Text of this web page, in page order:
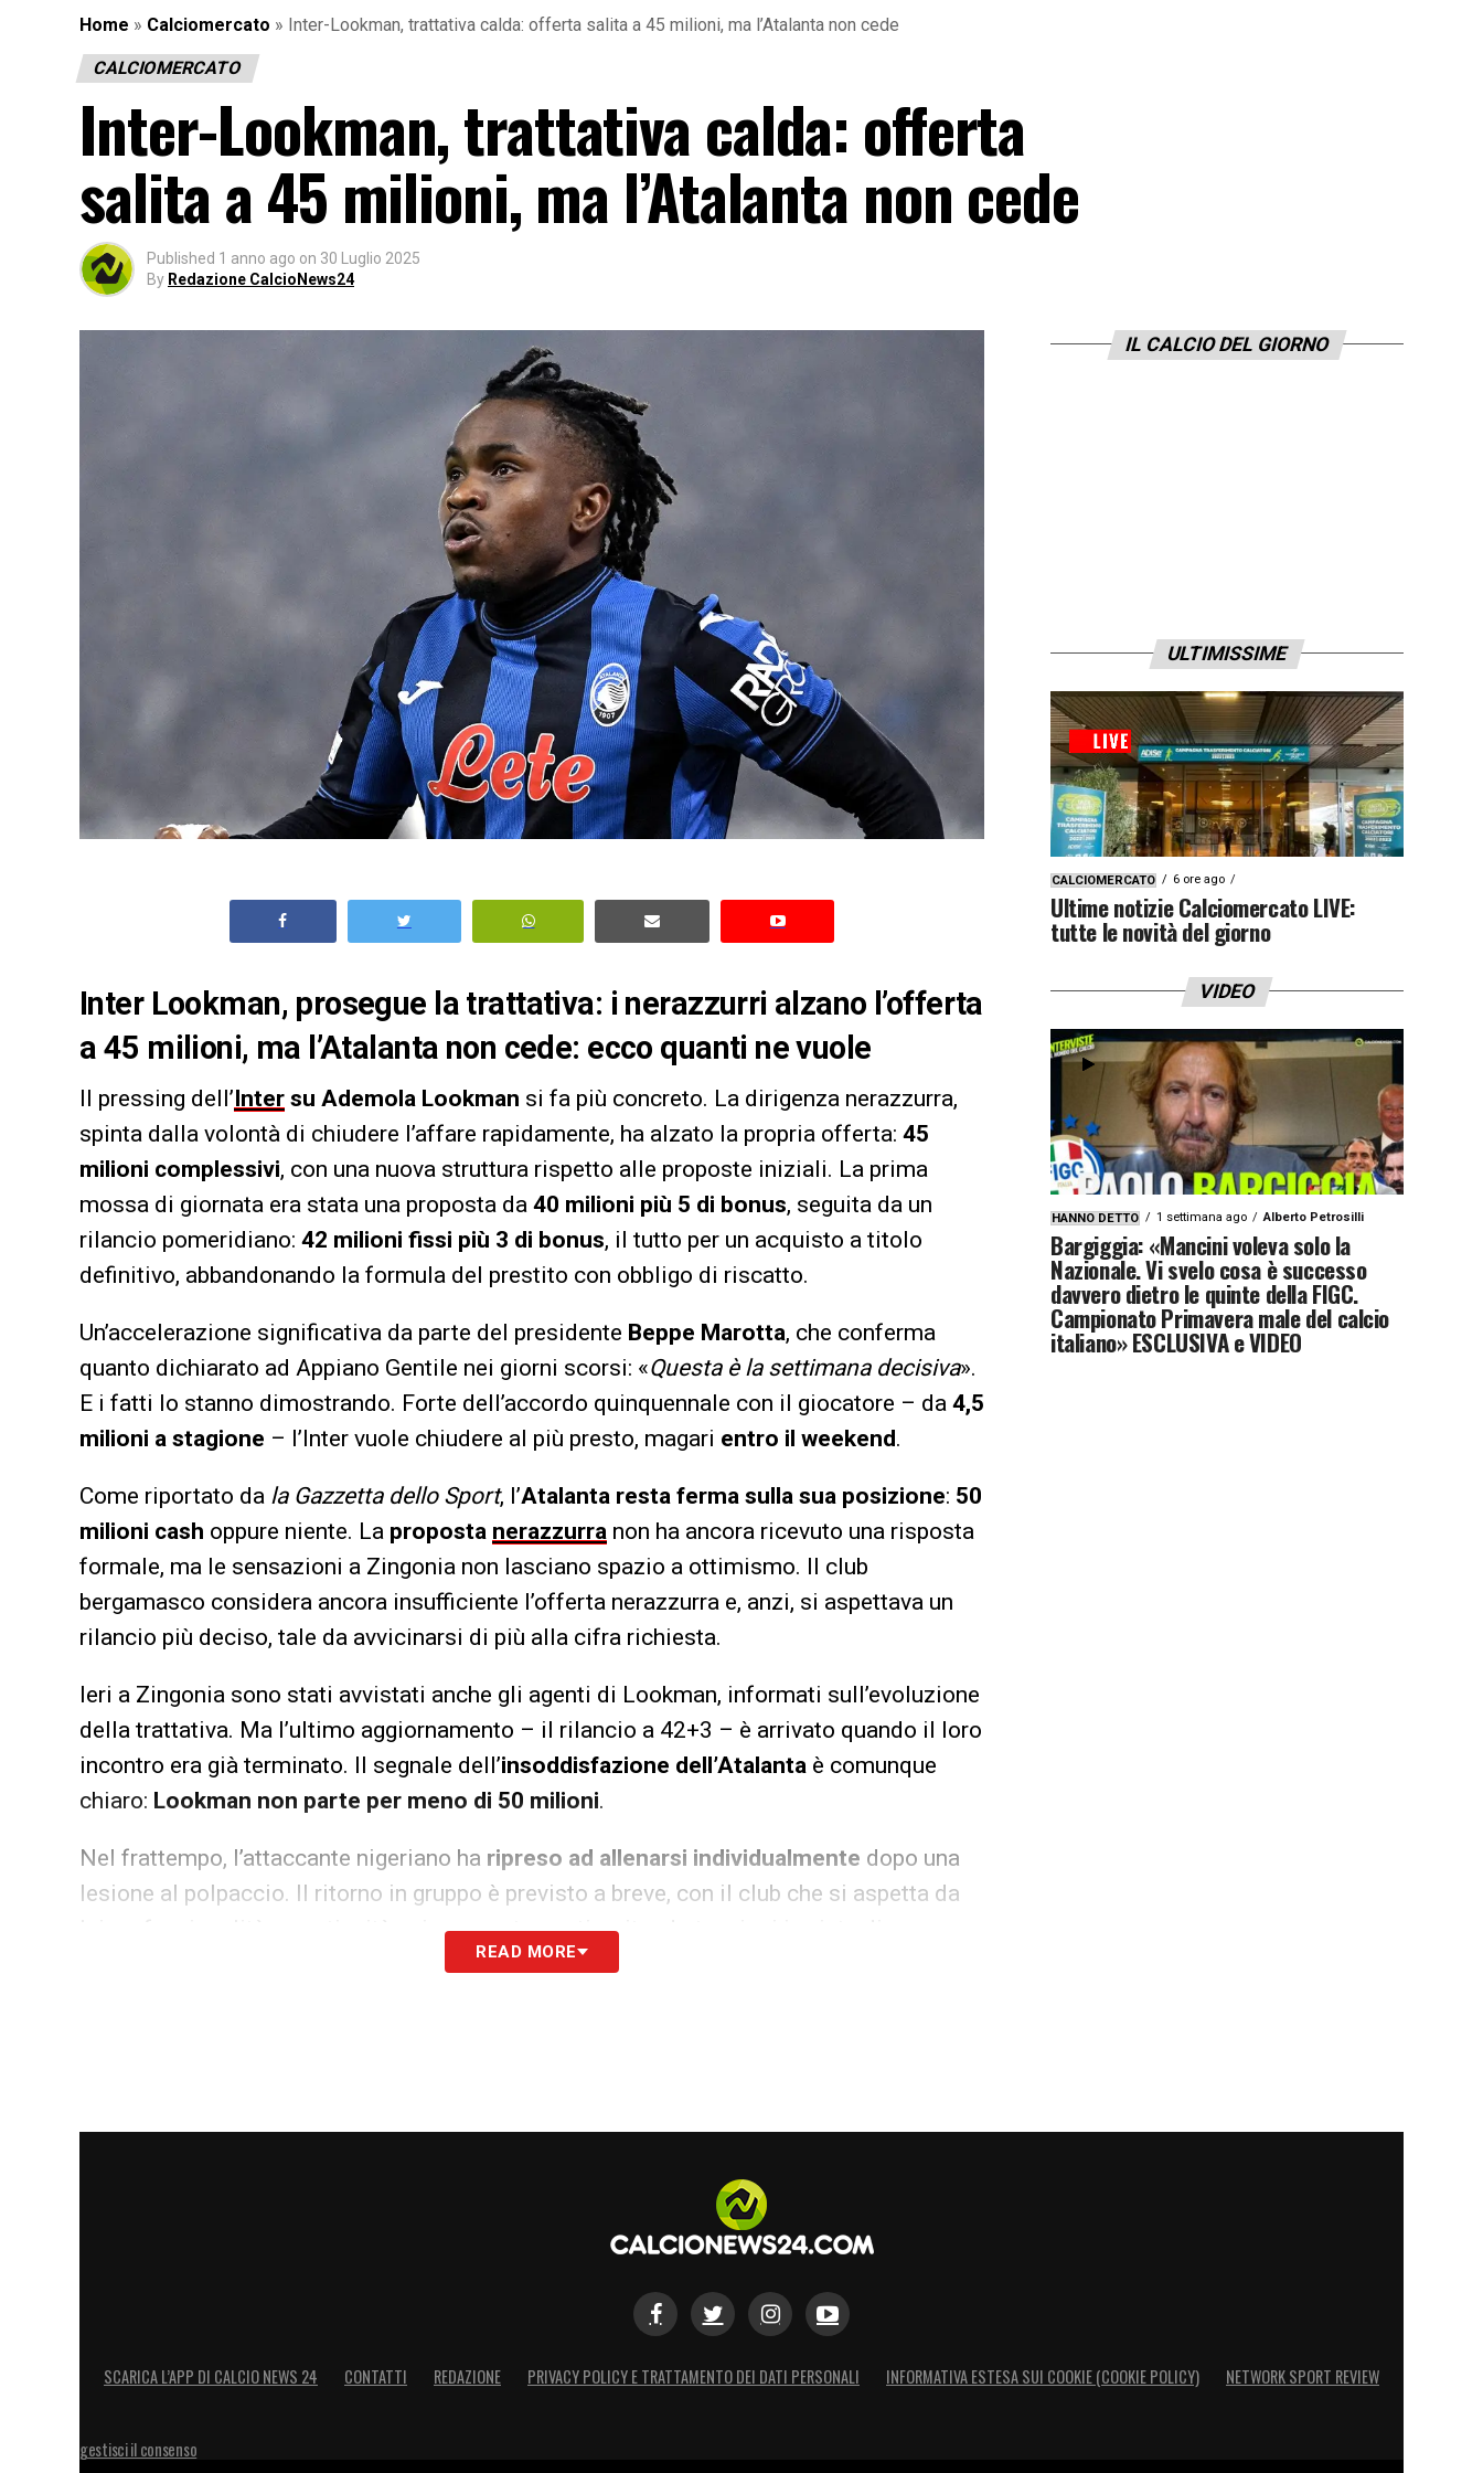
Home » Calciomercato » Inter-Lookman, trattativa calda: offerta salita a 45 milioni, ma l’Atalanta non cede
CALCIOMERCATO
Inter-Lookman, trattativa calda: offerta
salita a 45 milioni, ma l’Atalanta non cede
Published 1 anno ago on 30 Luglio 2025
By Redazione CalcioNews24
Inter Lookman, prosegue la trattativa: i nerazzurri alzano l’offerta
a 45 milioni, ma l’Atalanta non cede: ecco quanti ne vuole
Il pressing dell’Inter su Ademola Lookman si fa più concreto. La dirigenza nerazzurra,
spinta dalla volontà di chiudere l’affare rapidamente, ha alzato la propria offerta: 45
milioni complessivi, con una nuova struttura rispetto alle proposte iniziali. La prima
mossa di giornata era stata una proposta da 40 milioni più 5 di bonus, seguita da un
rilancio pomeridiano: 42 milioni fissi più 3 di bonus, il tutto per un acquisto a titolo
definitivo, abbandonando la formula del prestito con obbligo di riscatto.
Un’accelerazione significativa da parte del presidente Beppe Marotta, che conferma
quanto dichiarato ad Appiano Gentile nei giorni scorsi: «Questa è la settimana decisiva».
E i fatti lo stanno dimostrando. Forte dell’accordo quinquennale con il giocatore – da 4,5
milioni a stagione – l’Inter vuole chiudere al più presto, magari entro il weekend.
Come riportato da la Gazzetta dello Sport, l’Atalanta resta ferma sulla sua posizione: 50
milioni cash oppure niente. La proposta nerazzurra non ha ancora ricevuto una risposta
formale, ma le sensazioni a Zingonia non lasciano spazio a ottimismo. Il club
bergamasco considera ancora insufficiente l’offerta nerazzurra e, anzi, si aspettava un
rilancio più deciso, tale da avvicinarsi di più alla cifra richiesta.
Ieri a Zingonia sono stati avvistati anche gli agenti di Lookman, informati sull’evoluzione
della trattativa. Ma l’ultimo aggiornamento – il rilancio a 42+3 – è arrivato quando il loro
incontro era già terminato. Il segnale dell’insoddisfazione dell’Atalanta è comunque
chiaro: Lookman non parte per meno di 50 milioni.
Nel frattempo, l’attaccante nigeriano ha ripreso ad allenarsi individualmente dopo una
lesione al polpaccio. Il ritorno in gruppo è previsto a breve, con il club che si aspetta da
lui professionalità e continuità nei comportamenti, evitando tensioni in vista di
READ MORE
IL CALCIO DEL GIORNO
ULTIMISSIME
CALCIOMERCATO 6 ore ago
Ultime notizie Calciomercato LIVE:
tutte le novità del giorno
VIDEO
HANNO DETTO 1 settimana ago Alberto Petrosilli
Bargiggia: «Mancini voleva solo la
Nazionale. Vi svelo cosa è successo
davvero dietro le quinte della FIGC.
Campionato Primavera male del calcio
italiano» ESCLUSIVA e VIDEO
SCARICA L’APP DI CALCIO NEWS 24 CONTATTI REDAZIONE PRIVACY POLICY E TRATTAMENTO DEI DATI PERSONALI INFORMATIVA ESTESA SUI COOKIE (COOKIE POLICY) NETWORK SPORT REVIEW
gestisci il consenso